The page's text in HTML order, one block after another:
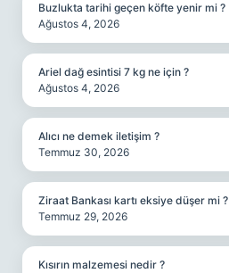
Buzlukta tarihi geçen köfte yenir mi ?
Ağustos 4, 2026
Ariel dağ esintisi 7 kg ne için ?
Ağustos 4, 2026
Alıcı ne demek iletişim ?
Temmuz 30, 2026
Ziraat Bankası kartı eksiye düşer mi ?
Temmuz 29, 2026
Kısırın malzemesi nedir ?